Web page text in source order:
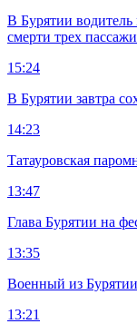
В Бурятии водитель
смерти трех
15:24
В Бурятии завтра
14:23
Татауровская
13:47
Глава Бурятии на
13:35
Военный из
13:21